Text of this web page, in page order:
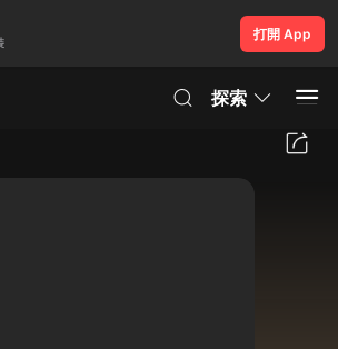
打開 App
探索